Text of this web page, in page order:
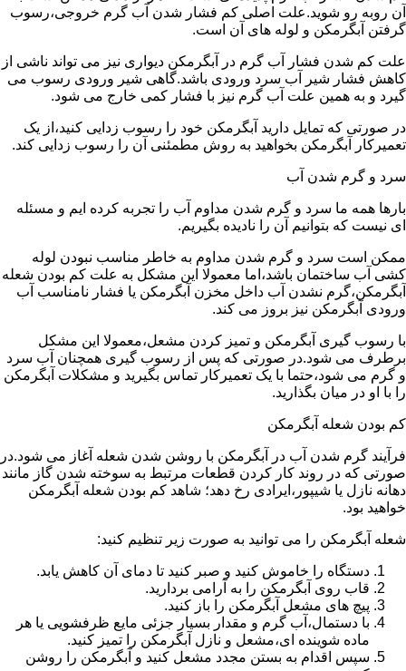
آن روبه رو شوید.علت اصلی کم فشار شدن آب گرم خروجی،رسوب
گرفتن آبگرمکن و لوله های آن است.
علت کم شدن فشار آب گرم در آبگرمکن دیواری نیز می تواند ناشی از
کاهش فشار شیر آب سرد ورودی باشد.گاهی شیر ورودی رسوب می
گیرد و به همین علت آب گرم نیز با فشار کمی خارج می شود.
در صورتی که تمایل دارید آبگرمکن خود را رسوب زدایی کنید،از یک
تعمیرکار آبگرمکن بخواهید به روش مطمئنی آن را رسوب زدایی کند.
سرد و گرم شدن آب
بارها همه ما سرد و گرم شدن مداوم آب را تجربه کرده ایم و مسئله
ای نیست که بتوانیم آن را نادیده بگیریم.
ممکن است سرد و گرم شدن مداوم به خاطر مناسب نبودن لوله
کشی آب ساختمان باشد،اما معمولا این مشکل به علت کم بودن شعله
آبگرمکن،گرم نشدن آب داخل مخزن آبگرمکن یا فشار نامناسب آب
ورودی آبگرمکن نیز بروز می کند.
با رسوب گیری آبگرمکن و تمیز کردن مشعل،معمولا این مشکل
برطرف می شود.در صورتی که پس از رسوب گیری همچنان آب سرد
و گرم می شود،حتما با یک تعمیرکار تماس بگیرید و مشکلات آبگرمکن
را با او در میان بگذارید.
کم بودن شعله آبگرمکن
فرآیند گرم شدن آب در آبگرمکن با روشن شدن شعله آغاز می شود.در
صورتی که در روند کار کردن قطعات مرتبط به سوخته شدن گاز مانند
دهانه نازل یا شیپور،ایرادی رخ دهد؛ شاهد کم بودن شعله آبگرمکن
خواهید بود.
شعله آبگرمکن را می توانید به صورت زیر تنظیم کنید:
دستگاه را خاموش کنید و صبر کنید تا دمای آن کاهش یابد.
قاب روی آبگرمکن را به آرامی بردارید.
پیچ های مشعل آبگرمکن را باز کنید.
با دستمال،آب گرم و مقدار بسیار جزئی مایع ظرفشویی یا هر
ماده شوینده ای،مشعل و نازل آبگرمکن را تمیز کنید.
سپس اقدام به بستن مجدد مشعل کنید و آبگرمکن را روشن